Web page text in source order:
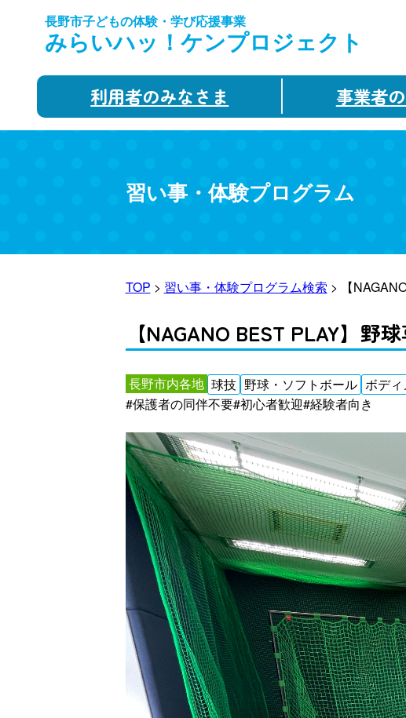
長野市子どもの体験・学び応援事業
みらいハッ！ケンプロジェクト
利用者のみなさま 事業者
習い事・体験プログラム
TOP > 習い事・体験プログラム検索 > 【
【NAGANO BEST PLAY】野
長野市内各地 球技 野球・ソフトボール ボディ
#保護者の同伴不要#初心者歓迎#経験者向き